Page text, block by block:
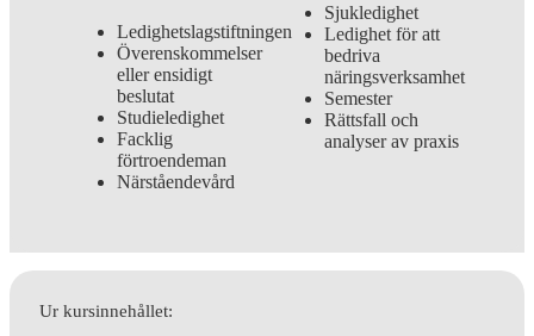
Ledighetslagstiftningen
Överenskommelser
eller ensidigt
beslutat
Studieledighet
Facklig
förtroendeman
Närståendevård
Sjukledighet
Ledighet för att
bedriva
näringsverksamhet
Semester
Rättsfall och
analyser av praxis
Ur kursinnehållet: